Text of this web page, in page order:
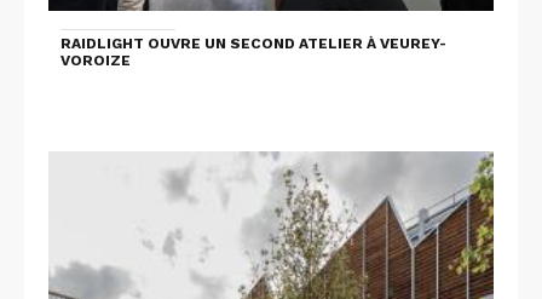
RAIDLIGHT OUVRE UN SECOND ATELIER À VEUREY-
VOROIZE